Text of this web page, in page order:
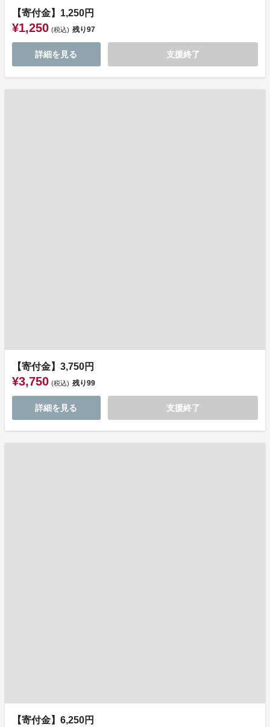
【寄付金】1,250円
¥1,250 (税込) 残り97
詳細を見る 支援終了
【寄付金】3,750円
¥3,750 (税込) 残り99
詳細を見る 支援終了
【寄付金】6,250円